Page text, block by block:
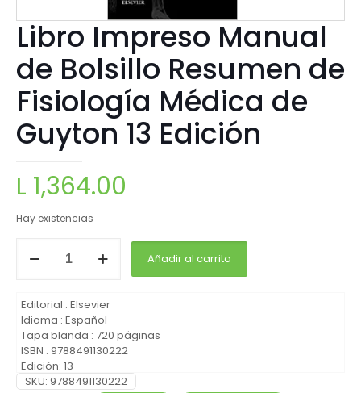
Libro Impreso Manual
de Bolsillo Resumen de
Fisiología Médica de
Guyton 13 Edición
L 1,364.00
Hay existencias
Añadir al carrito
Editorial : Elsevier
Idioma : Español
Tapa blanda : 720 páginas
ISBN : 9788491130222
Edición: 13
SKU: 9788491130222